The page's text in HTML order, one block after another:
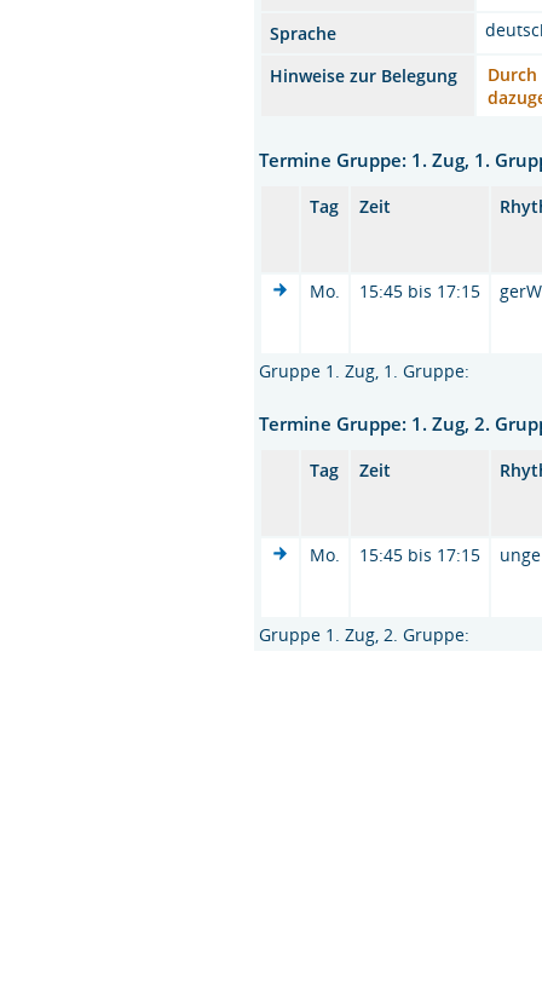
Sprache
Hinweise zur Belegung
Termine Gruppe: 1. Zug, 1.
Tag Zeit
Mo. 15:45 bis 17:15
Gruppe 1. Zug, 1. Gruppe:
Termine Gruppe: 1. Zug, 2.
Tag Zeit
Mo. 15:45 bis 17:15
Gruppe 1. Zug, 2. Gruppe: